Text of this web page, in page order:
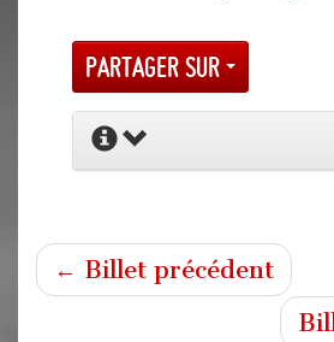
Partager sur
← Billet précédent